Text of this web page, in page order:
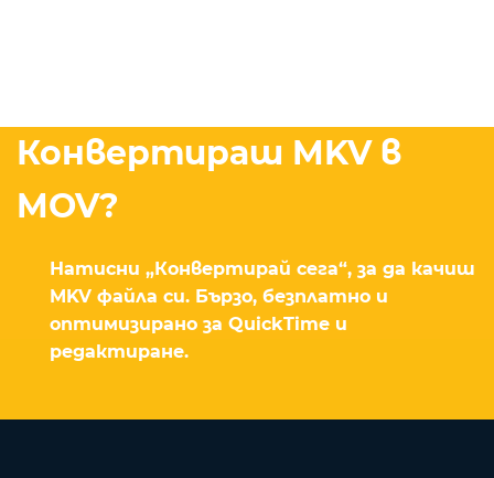
Конвертираш MKV в
MOV?
Натисни „Конвертирай сега“, за да качиш
MKV файла си. Бързо, безплатно и
оптимизирано за QuickTime и
редактиране.